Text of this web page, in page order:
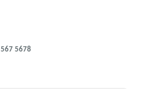
5678